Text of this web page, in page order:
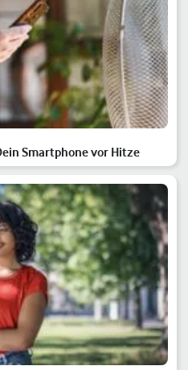
Smartphone vor Hitze